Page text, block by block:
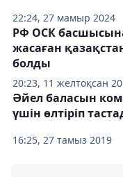
22:24, 27 мамыр 2024
20:23, 11 желтоқсан
РФ ОСК
жасаған
болды
16:25, 27 тамыз 2019
Әйел баласын
үшін өлтіріп